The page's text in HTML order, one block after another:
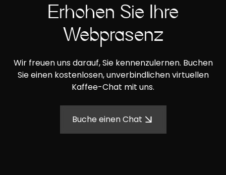
Erhöhen Sie Ihre
Webpräsenz
Wir freuen uns darauf, Sie kennenzulernen. Buchen
Sie einen kostenlosen, unverbindlichen virtuellen
Kaffee-Chat mit uns.
Buche einen Chat